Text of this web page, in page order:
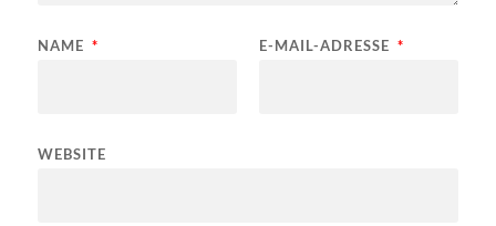
NAME * E-MAIL-ADRESSE *
WEBSITE